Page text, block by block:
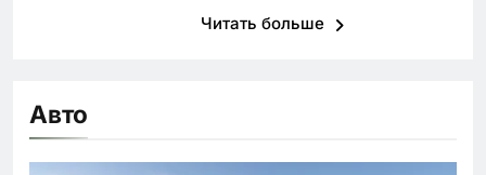
Читать больше
Авто